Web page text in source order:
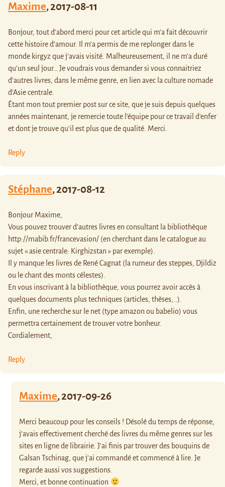
Maxime,2017-08-11
Bonjour, tout d’abord merci pour cet article qui m’a fait découvrir
cette histoire d’amour. Il m’a permis de me replonger dans le
monde kirgyz que j’avais visité. Malheureusement, il ne m’a duré
qu’un seul jour… Je voudrais vous demander si vous connaitriez
d’autres livres, dans le même genre, en lien avec la culture nomade
d’Asie centrale.
Étant mon tout premier post sur ce site, que je suis depuis quelques
années maintenant, je remercie toute l’équipe pour ce travail d’enfer
et dont je trouve qu’il est plus que de qualité. Merci.
Reply
Stéphane,2017-08-12
Bonjour Maxime,
Vous pouvez trouver d’autres livres en consultant la bibliothèque
http://mabib.fr/francevasion/ (en cherchant dans le catalogue au
sujet « asie centrale: Kirghizstan » par exemple).
Il y manque les livres de René Cagnat (la rumeur des steppes, Djildiz
ou le chant des monts célestes).
En vous inscrivant à la bibliothèque, vous pourrez avoir accès à
quelques documents plus techniques (articles, thèses,..).
Enfin, une recherche sur le net (type amazon ou babelio) vous
permettra certainement de trouver votre bonheur.
Cordialement,
Reply
Maxime,2017-09-26
Merci beaucoup pour les conseils ! Désolé du temps de réponse,
j’avais effectivement cherché des livres du même genres sur les
sites en ligne de librairie. J’ai finis par trouver des bouquins de
Galsan Tschinag, que j’ai commandé et commencé à lire. Je
regarde aussi vos suggestions.
Merci, et bonne continuation